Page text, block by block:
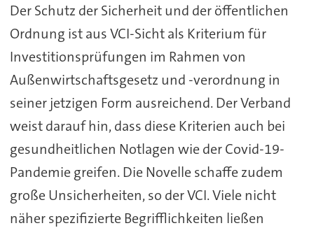
Der Schutz der Sicherheit und der öffentlichen
Ordnung ist aus VCI-Sicht als Kriterium für
Investitionsprüfungen im Rahmen von
Außenwirtschaftsgesetz und -verordnung in
seiner jetzigen Form ausreichend. Der Verband
weist darauf hin, dass diese Kriterien auch bei
gesundheitlichen Notlagen wie der Covid-19-
Pandemie greifen. Die Novelle schaffe zudem
große Unsicherheiten, so der VCI. Viele nicht
näher spezifizierte Begrifflichkeiten ließen